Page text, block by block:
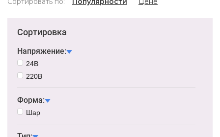
Сортировка
Напряжение:
24В
220В
Форма:
Шар